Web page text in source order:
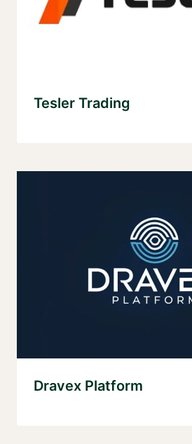
Tesler Trading
Dravex Platform